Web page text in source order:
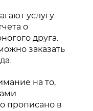
услугу
о
друга.
заказать
на то,
прописано в